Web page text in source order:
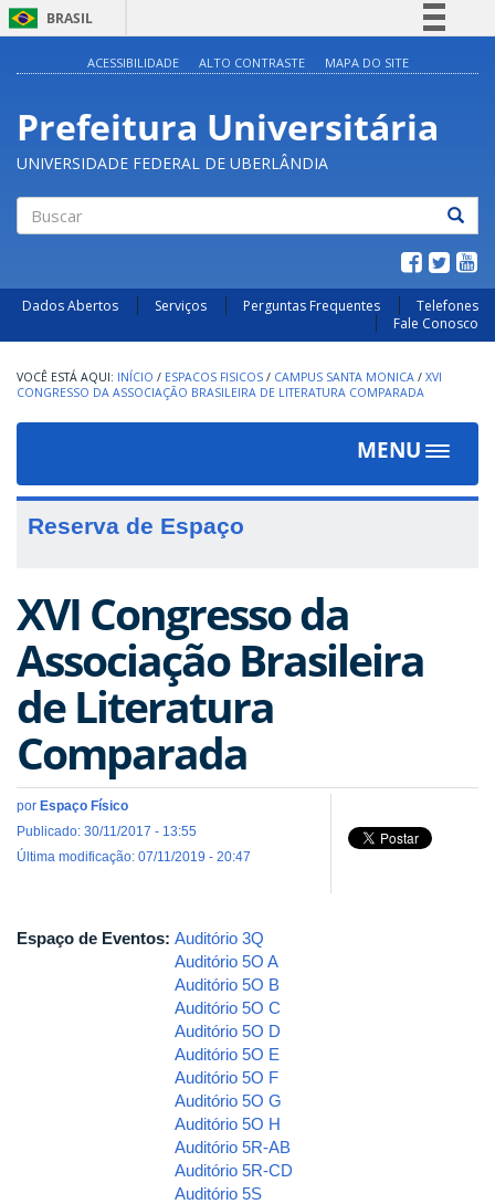
BRASIL
Participe
Acesso à informação
ACESSIBILIDADE ALTO CONTRASTE MAPA DO SITE
Prefeitura Universitária
UNIVERSIDADE FEDERAL DE UBERLÂNDIA
Dados Abertos Serviços Perguntas Frequentes
Telefones
Fale Conosco
INÍCIO / ESPACOS FISICOS / CAMPUS SANTA MONICA / XVI
CONGRESSO DA ASSOCIAÇÃO BRASILEIRA DE LITERATURA COMPARADA
MENU
Toggle
Reserva de Espaço
XVI Congresso da
Associação Brasileira
de Literatura
Comparada
por Espaço Físico
Publicado: 30/11/2017 - 13:55
Última modificação: 07/11/2019 - 20:47
Espaço de Eventos: Auditório 3Q
Auditório 5O A
Auditório 5O B
Auditório 5O C
Auditório 5O D
Auditório 5O E
Auditório 5O F
Auditório 5O G
Auditório 5O H
Auditório 5R-AB
Auditório 5R-CD
Auditório 5S